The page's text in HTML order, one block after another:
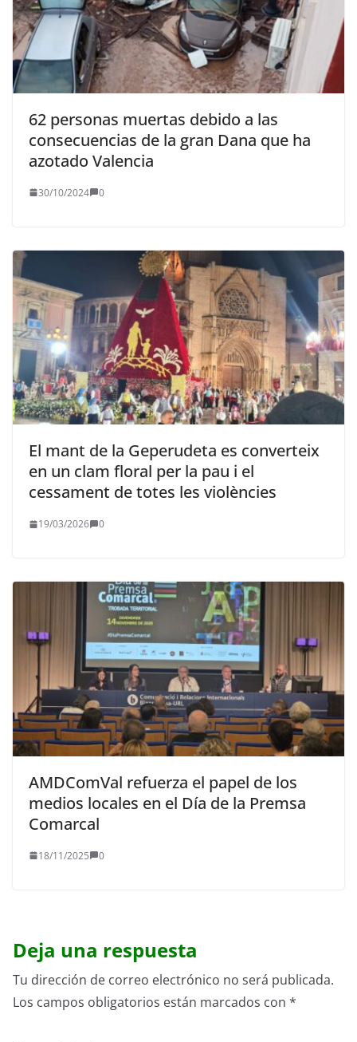
62 personas muertas debido a las
consecuencias de la gran Dana que ha
azotado Valencia
30/10/2024 0
El mant de la Geperudeta es converteix
en un clam floral per la pau i el
cessament de totes les violències
19/03/2026 0
AMDComVal refuerza el papel de los
medios locales en el Día de la Premsa
Comarcal
18/11/2025 0
Deja una respuesta
Tu dirección de correo electrónico no será publicada.
Los campos obligatorios están marcados con *